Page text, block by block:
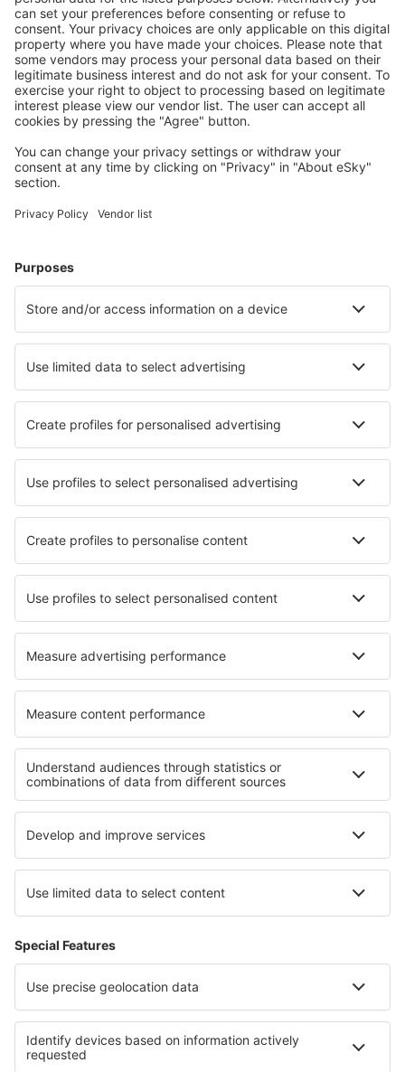
Ubytování dle vašeho gusta
Vyberte si z více než 1.3 milionu zařízení: hotelů,
apartmánů, chat a dalších.
Ubytování v Řecku - Oblíbená města
Ubytování v Athénách Ubytování in Spetses
Ubytování v Alexandrupoli Ubytování in Benitses
Nejlepší ubytování - města
Ubytování in Tonto Basin Ubytování in Hechenberg
Ubytování in Tinogasta Ubytování in Regil
Ubytování in Gudauri Ubytování in Münchweier
Ubytování in Chios Ubytování na poloostrově Chalkidiki
Ubytování v Skopelos Ubytování v severní Dalmácii
Ubytování Stara Zagora province
Ubytování v Larnace Region
Ubytování in Marakele National Park